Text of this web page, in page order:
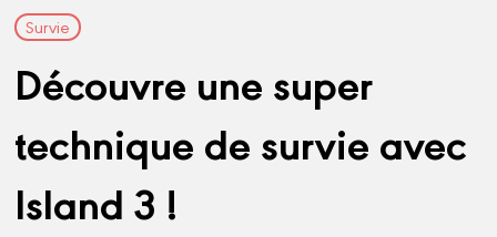
Survie
Découvre une super
technique de survie avec
Island 3 !